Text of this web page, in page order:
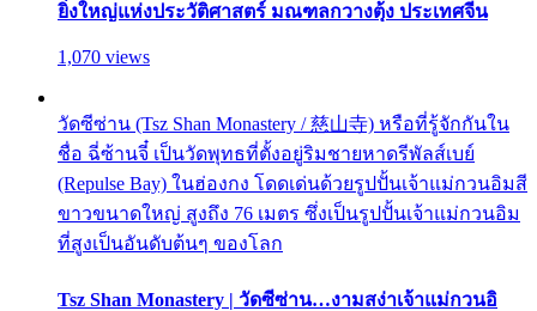
ยิ่งใหญ่แห่งประวัติศาสตร์ มณฑลกวางตุ้ง ประเทศจีน
1,070 views
วัดซีซ่าน (Tsz Shan Monastery / 慈山寺) หรือที่รู้จักกันใน
ชื่อ ฉี่ซ้านจี๋ เป็นวัดพุทธที่ตั้งอยู่ริมชายหาดรีพัลส์เบย์
(Repulse Bay) ในฮ่องกง โดดเด่นด้วยรูปปั้นเจ้าแม่กวนอิมสี
ขาวขนาดใหญ่ สูงถึง 76 เมตร ซึ่งเป็นรูปปั้นเจ้าแม่กวนอิม
ที่สูงเป็นอันดับต้นๆ ของโลก
Tsz Shan Monastery | วัดซีซ่าน…งามสง่าเจ้าแม่กวนอิ